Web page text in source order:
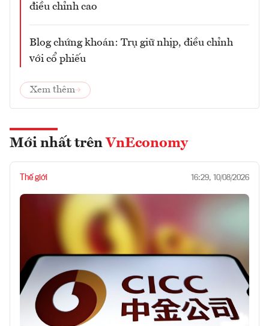
điều chỉnh cao
Blog chứng khoán: Trụ giữ nhịp, điều chỉnh
với cổ phiếu
Xem thêm
Mới nhất trên VnEconomy
Thế giới 16:29, 10/08/2026